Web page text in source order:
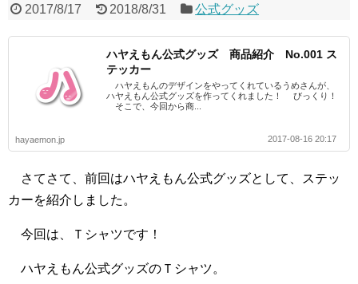
2017/8/17 2018/8/31 公式グッズ
ハヤえもん公式グッズ 商品紹介 No.001 ス
テッカー
ハヤえもんのデザインをやってくれているうめさんが、
ハヤえもん公式グッズを作ってくれました！ びっくり！
そこで、今回から商...
hayaemon.jp 2017-08-16 20:17
さてさて、前回はハヤえもん公式グッズとして、ステッ
カーを紹介しました。
今回は、Ｔシャツです！
ハヤえもん公式グッズのＴシャツ。